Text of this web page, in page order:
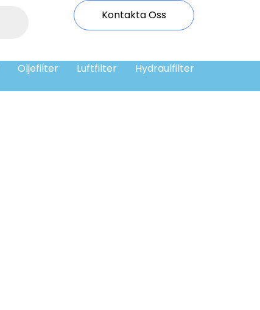
Kontakta Oss
Oljefilter Luftfilter Hydraulfilter